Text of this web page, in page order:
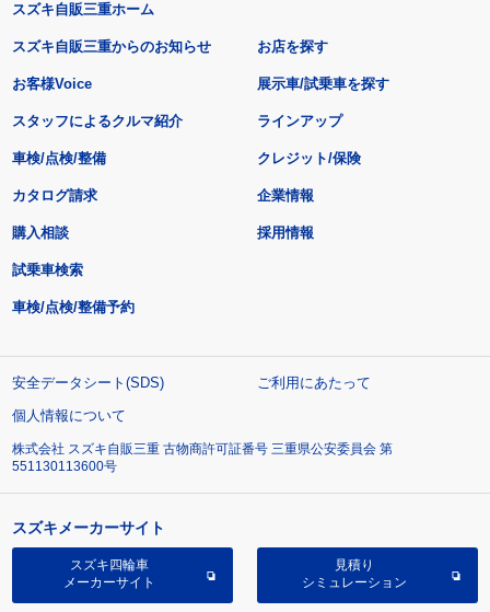
スズキ自販三重ホーム
スズキ自販三重からのお知らせ
お客様Voice
スタッフによるクルマ紹介
お店を探す
展示車/試乗車を探す
ラインアップ
車検/点検/整備 クレジット/保険
カタログ請求
購入相談
試乗車検索
車検/点検/整備予約
企業情報
採用情報
安全データシート(SDS)
ご利用にあたって
個人情報について
株式会社 スズキ自販三重 古物商許可証番号 三重県公安委員会 第
551130113600号
スズキメーカーサイト
スズキ四輪車
メーカーサイト
見積り
シミュレーション